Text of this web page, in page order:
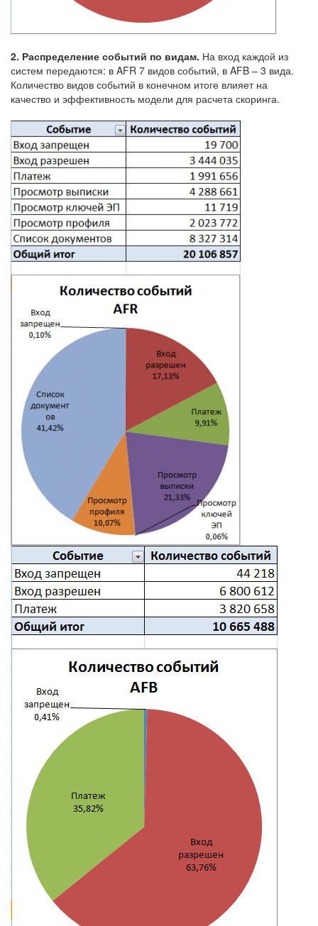
2. Распределение событий по видам. На вход каждой из
систем передаются: в AFR 7 видов событий, в AFB – 3 вида.
Количество видов событий в конечном итоге влияет на
качество и эффективность модели для расчета скоринга.